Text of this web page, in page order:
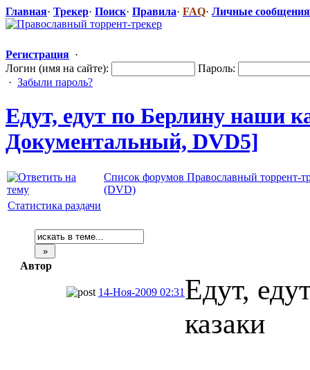
Главная· Трекер· Поиск· Правила· FAQ· Личные сообщения
Регистрация ·
Логин (имя на сайте):
Пароль:
· Забыли пароль?
Едут, едут по Берлину наши
Документальн​ый, DVD5]
Список форумов Православный торрент-
(DVD)
Статистика раздачи
Автор
14-Ноя-2009 02:31 Едут,
казаки